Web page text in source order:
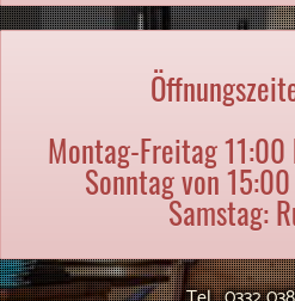
Montag-Freitag
Sonntag von
Samstag: